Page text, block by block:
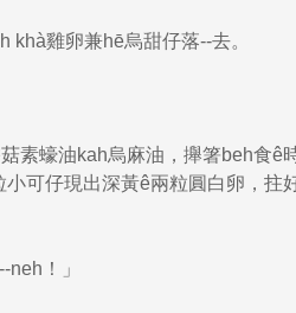
khà雞卵兼hē烏甜仔落--去。
素蠔油kah烏麻油，攑箸beh食ê
可仔現出深黃ê兩粒圓白卵，
neh！」